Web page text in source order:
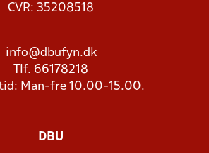
CVR: 35208518
info@dbufyn.dk
Tlf. 66178218
Man-fre 10.00-15.00.
DBU